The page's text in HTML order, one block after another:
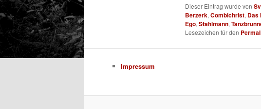
Dieser Eintrag wurde von
Berzerk, Combichrist, Das
Ego, Stahlmann,
Lesezeichen für den
Impressum